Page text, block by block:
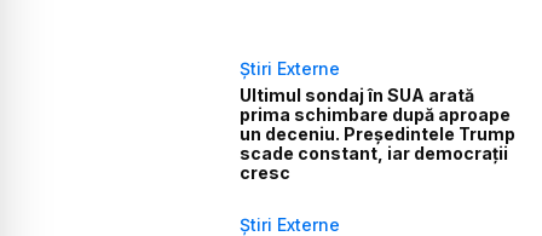
Știri Externe
Ultimul sondaj în SUA arată
prima schimbare după aproape
un deceniu. Președintele Trump
scade constant, iar democrații
cresc
Știri Externe